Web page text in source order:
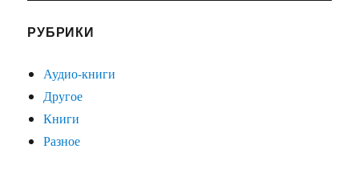
РУБРИКИ
Аудио-книги
Другое
Книги
Разное